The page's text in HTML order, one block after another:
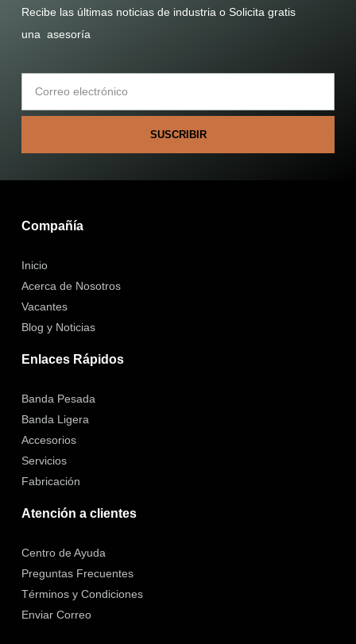
Recibe las últimas noticias de industria o Solicita gratis
una asesoría
SUSCRIBIR
Compañía
Inicio
Acerca de Nosotros
Vacantes
Blog y Noticias
Enlaces Rápidos
Banda Pesada
Banda Ligera
Accesorios
Servicios
Fabricación
Atención a clientes
Centro de Ayuda
Preguntas Frecuentes
Términos y Condiciones
Enviar Correo